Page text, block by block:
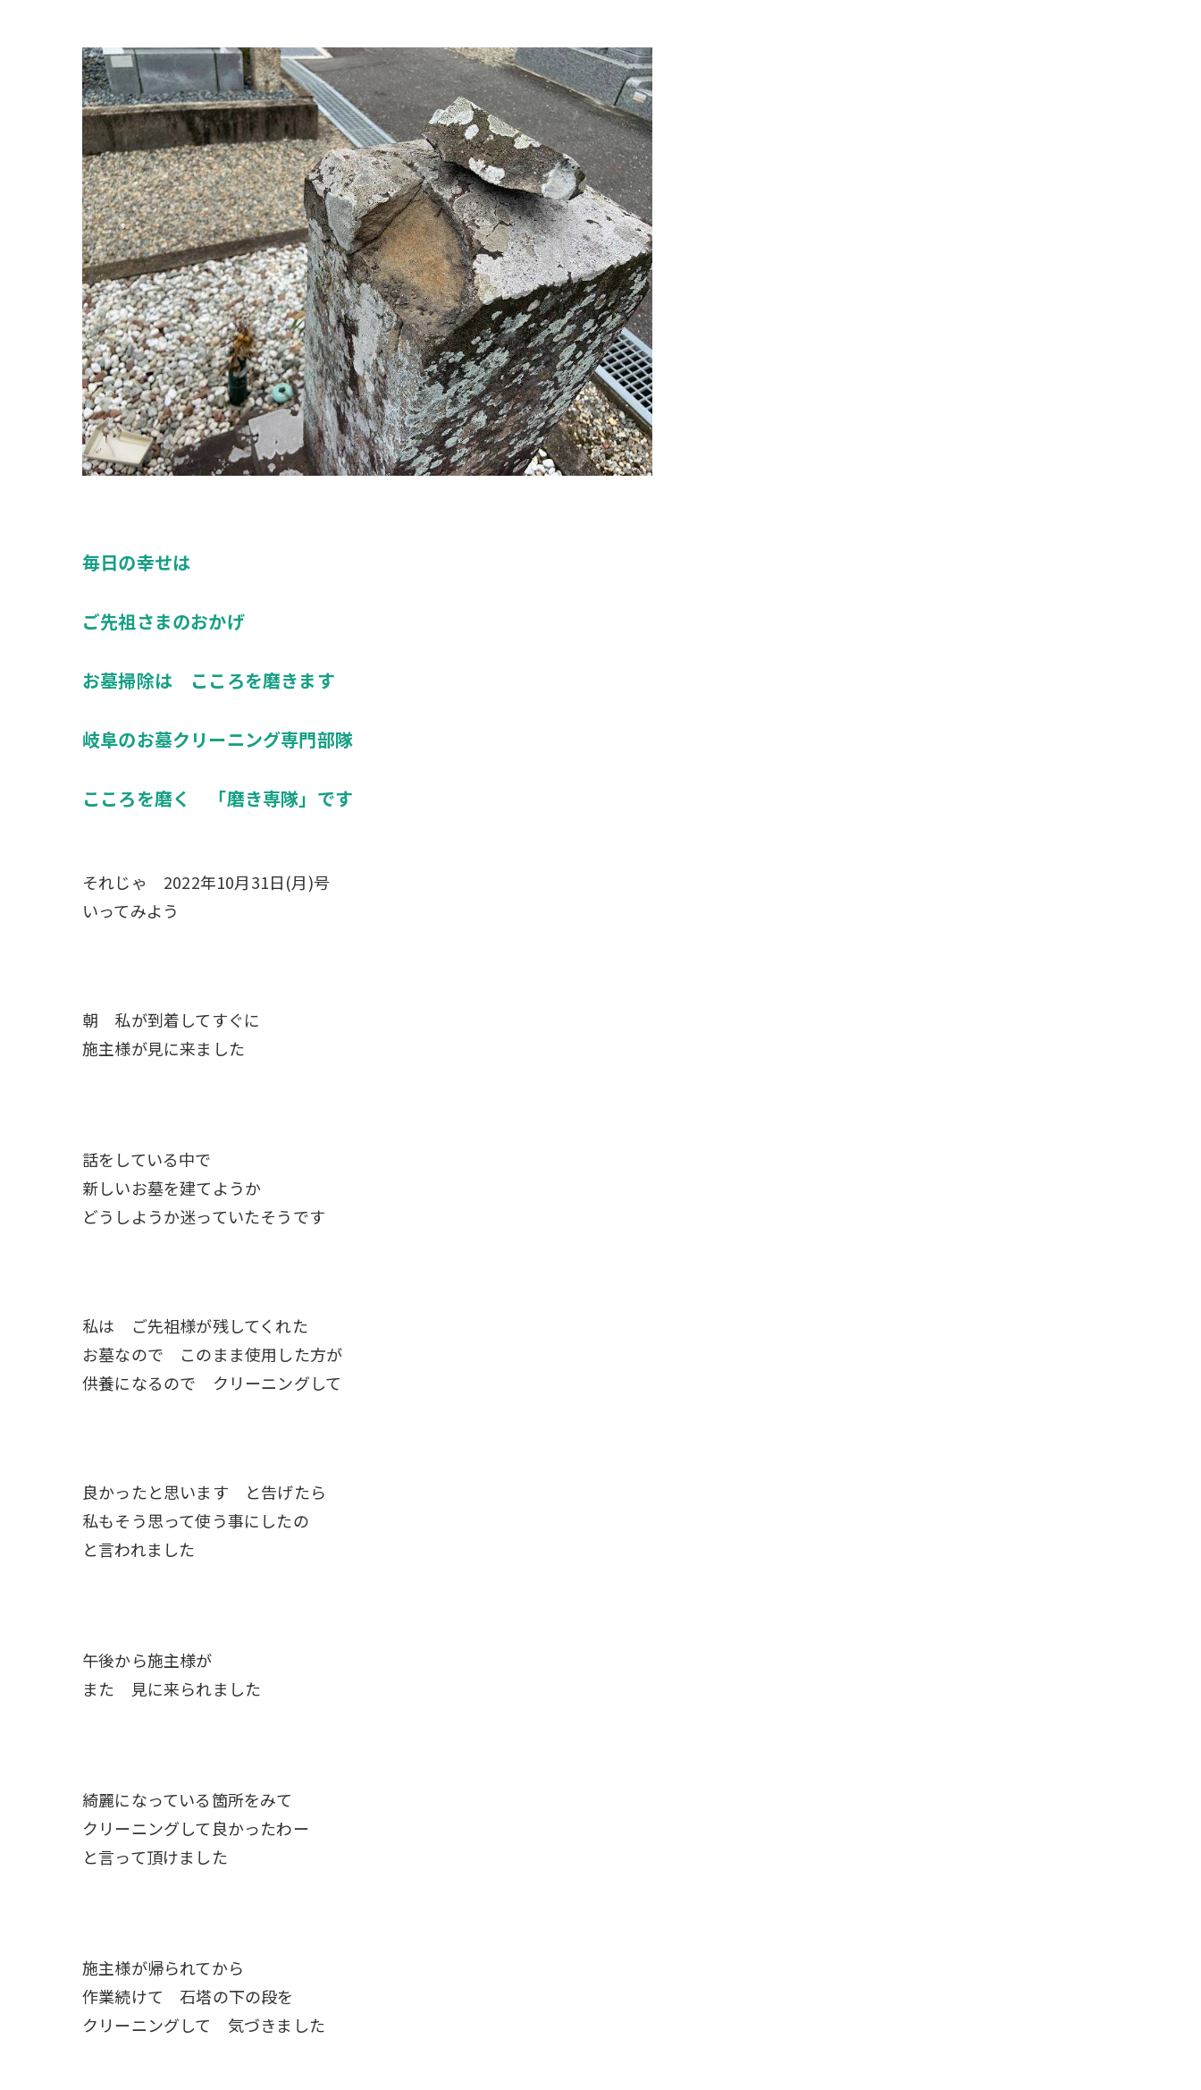
毎日の幸せは
ご先祖さまのおかげ
お墓掃除は こころを磨きます
岐阜のお墓クリーニング専門部隊
こころを磨く 「磨き専隊」です
それじゃ 2022年10月31日(月)号
いってみよう
朝 私が到着してすぐに
施主様が見に来ました
話をしている中で
新しいお墓を建てようか
どうしようか迷っていたそうです
私は ご先祖様が残してくれた
お墓なので このまま使用した方が
供養になるので クリーニングして
良かったと思います と告げたら
私もそう思って使う事にしたの
と言われました
午後から施主様が
また 見に来られました
綺麗になっている箇所をみて
クリーニングして良かったわー
と言って頂けました
施主様が帰られてから
作業続けて 石塔の下の段を
クリーニングして 気づきました